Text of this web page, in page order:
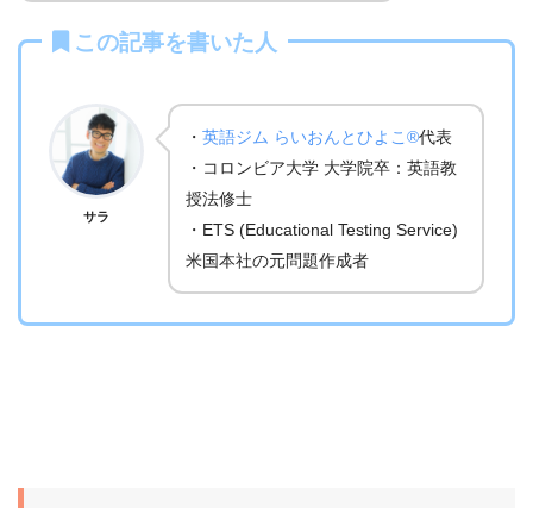
この記事を書いた人
サラ
・ 英語ジム らいおんとひよこ®代表
・コロンビア大学 大学院卒：英語教
授法修士
・ETS (Educational Testing Service)
米国本社の元問題作成者